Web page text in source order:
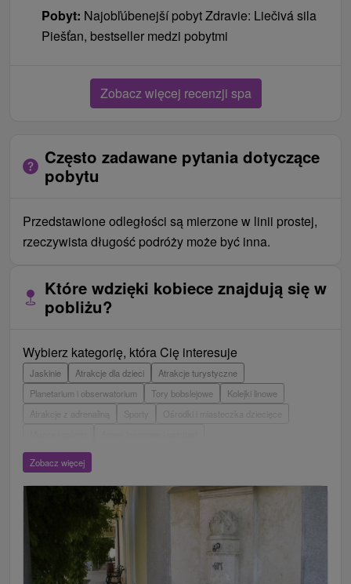
Pobyt: Najobľúbenejší pobyt Zdravie: Liečivá sila
Piešťan, bestseller medzi pobytmi
Zobacz więcej recenzji spa
Często zadawane pytania dotyczące
pobytu
Przedstawione odległości są mierzone w linii prostej,
rzeczywista długość podróży może być inna.
Które wdzięki kobiece znajdują się w
pobliżu?
Wybierz kategorię, która Cię interesuje
Jaskinie Atrakcje dla dzieci
Atrakcje turystyczne
Planetarium i obserwatorium
Tory bobslejowe
Kolejki linowe
Atrakcje z adrenaliną
Wieże obserwacyjne i chodniki
Escaperoom
Loty widokowe i rejsy wycieczkowe
Tarcze
Jeziora, jeziora, zbiorniki wodne
Zabytki techniki
Wodospady
Kościoły drewniane Zamki, pałace, ruiny
Aquaparki, baseny
Jazda konna
Túry a turistické chodníky
Zobacz więcej